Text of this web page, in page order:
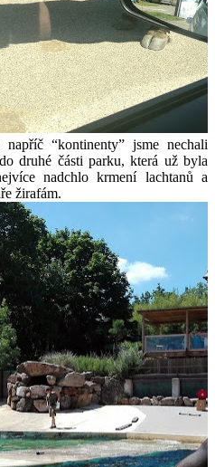
“kontinenty” jsme nechali
nadchlo krmení lachtanů a
žirafám.